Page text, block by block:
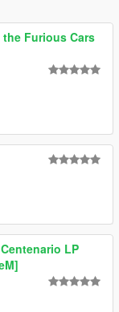
Furious Cars
LP